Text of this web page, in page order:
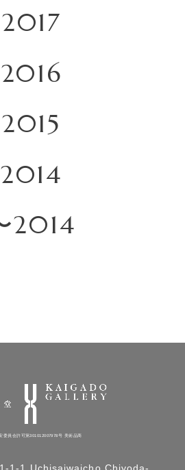
2017
2016
2015
2014
2014
委員会許可第301012007978号 美術品商
1-1,Uchisaiwaicho,Chiyoda-